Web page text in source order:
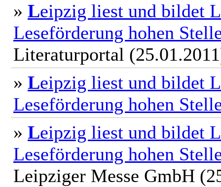
» Leipzig liest und bildet
Leseförderung hohen
Literaturportal
» Leipzig liest und bildet
Leseförderung hohen
» Leipzig liest und bildet
Leseförderung hohen
Leipziger Messe GmbH